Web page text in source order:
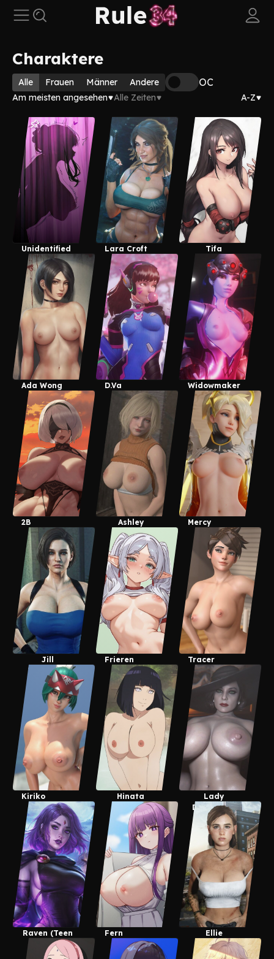
Charaktere
OC
Alle Frauen Männer
Andere
Am meisten angesehen Alle Zeiten A-Z
Unidentified Lara Croft
Tifa
Lockhart
Ada Wong D.Va Widowmaker
2B
Ashley
Graham
Mercy
Jill
Valentine
Frieren Tracer
Kiriko
Hinata
Uzumaki
Lady
Dimitrescu
Raven (Teen
Titans)
Fern
Ellie
Williams